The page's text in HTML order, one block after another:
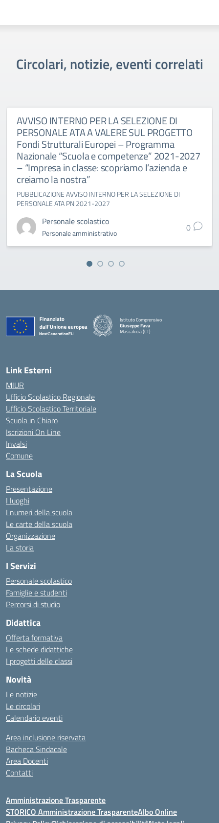
Circolari, notizie, eventi correlati
AVVISO INTERNO PER LA SELEZIONE DI
PERSONALE ATA A VALERE SUL PROGETTO
Fondi Strutturali Europei – Programma
Nazionale “Scuola e competenze” 2021-2027
– “Impresa in classe: scopriamo l’azienda e
creiamo la nostra”
PUBBLICAZIONE AVVISO INTERNO PER LA SELEZIONE DI
PERSONALE ATA PN 2021-2027
Personale scolastico
Personale amministrativo 0
Istituto Comprensivo
Giuseppe Fava
Mascalucia (CT)
Link Esterni
MIUR
Ufficio Scolastico Regionale
Ufficio Scolastico Territoriale
Scuola in Chiaro
Iscrizioni On Line
Invalsi
Comune
La Scuola
Presentazione
I luoghi
I numeri della scuola
Le carte della scuola
Organizzazione
La storia
I Servizi
Personale scolastico
Famiglie e studenti
Percorsi di studio
Didattica
Offerta formativa
Le schede didattiche
I progetti delle classi
Novità
Le notizie
Le circolari
Calendario eventi
Area inclusione riservata
Bacheca Sindacale
Area Docenti
Contatti
Amministrazione Trasparente
STORICO Amministrazione TrasparenteAlbo Online